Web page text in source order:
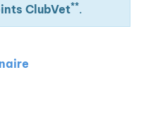
ClubVet**.